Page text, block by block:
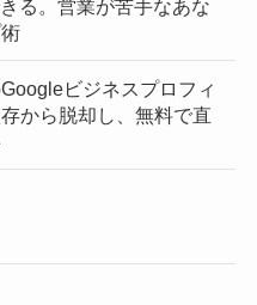
る。営業が苦手なあな
ビジネスプロフィ
から脱却し、無料で直